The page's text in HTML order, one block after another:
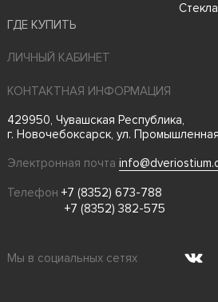
ГДЕ КУПИТЬ
Стекла
ЛИЧНЫЙ КАБИНЕТ
КОНТАКТНАЯ ИНФОРМАЦИЯ
429950, Чувашская Республика,
г. Новочебоксарск, ул.
Электронная почта
Телефон +7 (8352) 673-788
+7 (8352) 382-575
Мы в социальных сетях